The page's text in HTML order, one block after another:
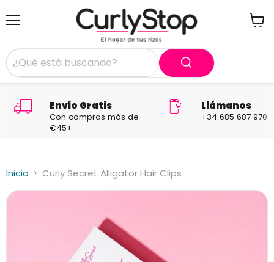
Envío Gratis
Con compras más de
€45+
Llámanos
+34 685 687 970
Inicio Curly Secret Alligator Hair Clips